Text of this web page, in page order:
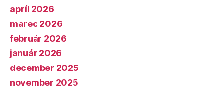
apríl 2026
marec 2026
február 2026
január 2026
december 2025
november 2025